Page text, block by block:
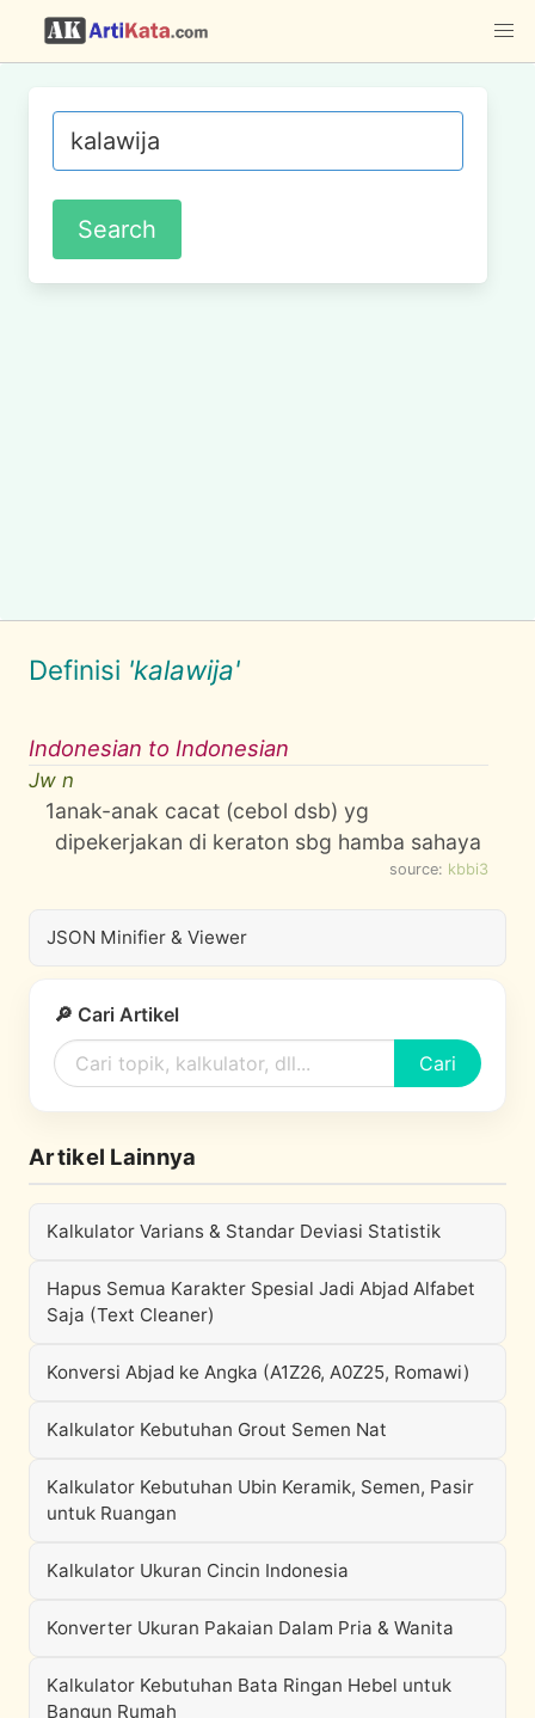
Definisi 'kalawija'
Indonesian to Indonesian
Jw n
1anak-anak cacat (cebol dsb) yg
dipekerjakan di keraton sbg hamba sahaya
source: kbbi3
JSON Minifier & Viewer
🔎 Cari Artikel
Cari
Artikel Lainnya
Kalkulator Varians & Standar Deviasi Statistik
Hapus Semua Karakter Spesial Jadi Abjad Alfabet
Saja (Text Cleaner)
Konversi Abjad ke Angka (A1Z26, A0Z25, Romawi)
Kalkulator Kebutuhan Grout Semen Nat
Kalkulator Kebutuhan Ubin Keramik, Semen, Pasir
untuk Ruangan
Kalkulator Ukuran Cincin Indonesia
Konverter Ukuran Pakaian Dalam Pria & Wanita
Kalkulator Kebutuhan Bata Ringan Hebel untuk
Bangun Rumah